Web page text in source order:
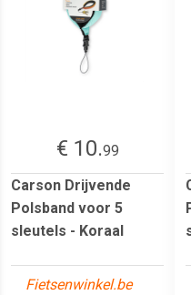
€ 10.99
Carson Drijvende
Polsband voor 5
sleutels - Koraal
Fietsenwinkel.be